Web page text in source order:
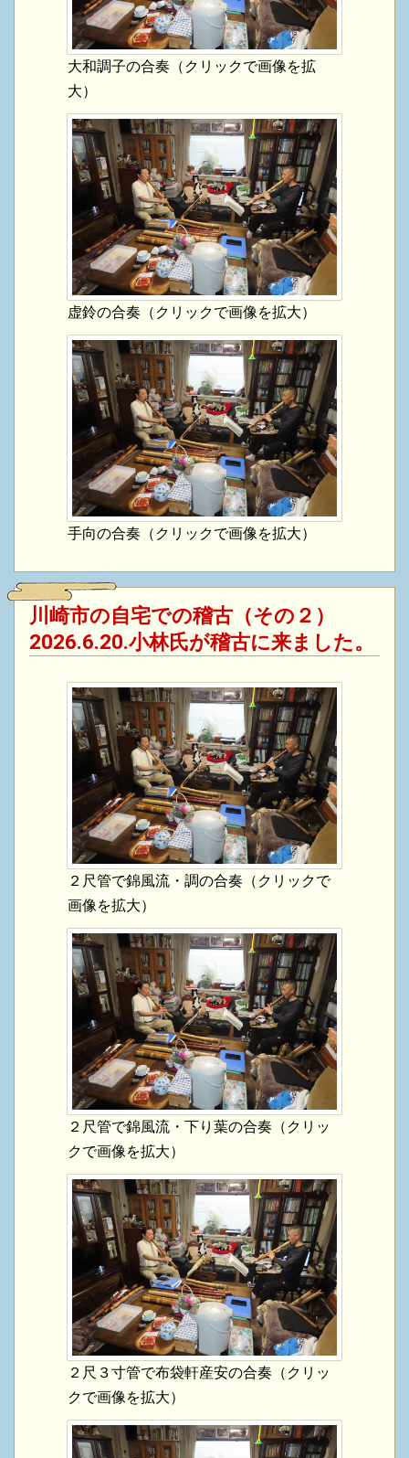
大和調子の合奏（クリックで画像を拡
大）
虚鈴の合奏（クリックで画像を拡大）
手向の合奏（クリックで画像を拡大）
川崎市の自宅での稽古（その２）
2026.6.20.小林氏が稽古に来ました。
２尺管で錦風流・調の合奏（クリックで
画像を拡大）
２尺管で錦風流・下り葉の合奏（クリッ
クで画像を拡大）
２尺３寸管で布袋軒産安の合奏（クリッ
クで画像を拡大）